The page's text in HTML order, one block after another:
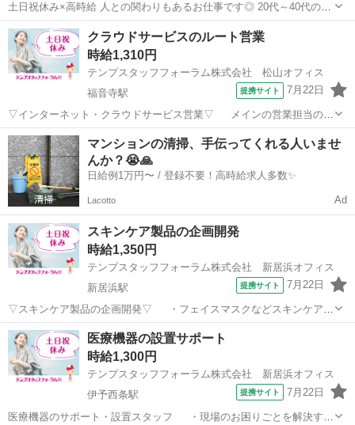
土日祝休み×高時給 人との関わりもあるお仕事です◎ 20代～40代の男
女活躍中！ 【お仕事内容】(雇入れ直後) 顧客サポートや製品のメン
テナンスなど 歯科機器や医療用機器の製造を行っている会社でのお仕
事です。 製品を利...
愛媛 西条市 営業
クラウドサービスのルート営業
時給1,310円
テンプスタッフフォーラム株式会社 松山オフィス
福音寺駅
提携サイト 7月22日
▽インターネット・クラウドサービス営業▽ メインの営業担当のサ
ポート業務！まずは現営業さんの補佐からスタート！問合せ対応は慣
れてから◎高時給1,310円×土日祝休みでプレイべートも充実！～ご自
宅からスマホ・PCで☆ZOO...
愛媛 松山市 営業
マンションの清掃、手伝ってくれる人いませ
んか？😭🙏
日給例1万円〜 / 登録不要！高時給求人多数✨
Lacotto Ad
スキンケア製品の企画開発
時給1,350円
テンプスタッフフォーラム株式会社 新居浜オフィス
新居浜駅
提携サイト 7月22日
▽スキンケア製品の企画開発▽ ・フェイスマスクなどスキンケア製
品の企画・処方開発をお願いします・業界のパイオニアとして、今後
は自社ブランドの展開にも注力し、より多くのお客様へ「唯一無二の
スキンケア体験」を届けることができ...
愛媛 新居浜市 新居浜駅 営業
医療機器の設置サポート
時給1,300円
テンプスタッフフォーラム株式会社 新居浜オフィス
伊予西条駅
提携サイト 7月22日
医療機器のサポート・設置スタッフ ・現場のお困りごとを解決する